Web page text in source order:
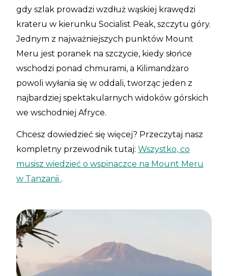
gdy szlak prowadzi wzdłuż wąskiej krawędzi
krateru w kierunku Socialist Peak, szczytu góry.
Jednym z najważniejszych punktów Mount
Meru jest poranek na szczycie, kiedy słońce
wschodzi ponad chmurami, a Kilimandżaro
powoli wyłania się w oddali, tworząc jeden z
najbardziej spektakularnych widoków górskich
we wschodniej Afryce.
Chcesz dowiedzieć się więcej? Przeczytaj nasz
kompletny przewodnik tutaj: Wszystko, co
musisz wiedzieć o wspinaczce na Mount Meru
w Tanzanii .